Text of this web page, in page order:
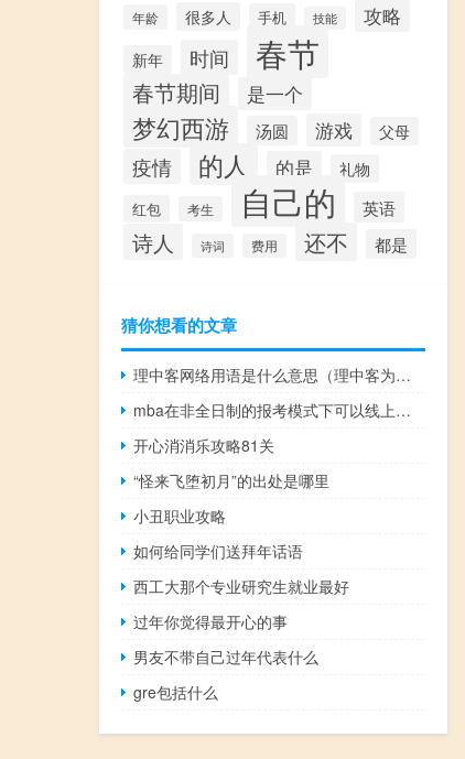
年龄 很多人 手机 技能 攻略
新年 时间 春节
春节期间 是一个
梦幻西游 汤圆 游戏 父母
疫情 的人 的是 礼物
红包 考生 自己的 英语
诗人 诗词 费用 还不 都是
猜你想看的文章
理中客网络用语是什么意思（理中客为何不受欢迎）什么梗
mba在非全日制的报考模式下可以线上上课吗
开心消消乐攻略81关
“怪来飞堕初月”的出处是哪里
小丑职业攻略
如何给同学们送拜年话语
西工大那个专业研究生就业最好
过年你觉得最开心的事
男友不带自己过年代表什么
gre包括什么